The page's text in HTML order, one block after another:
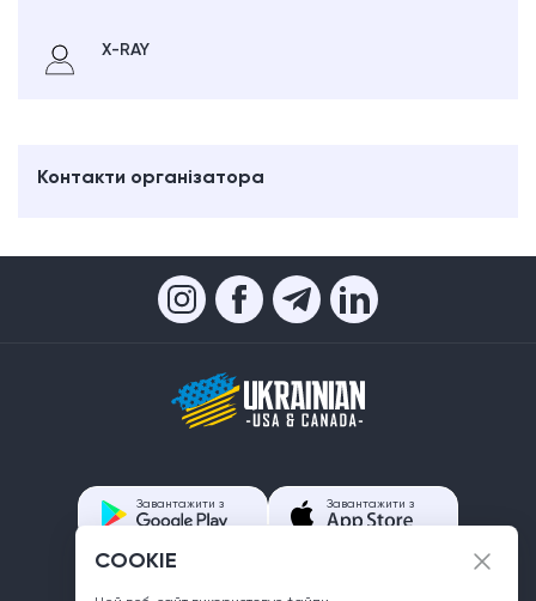
X-RAY
Контакти організатора
Завантажити з Завантажити з
COOKIE